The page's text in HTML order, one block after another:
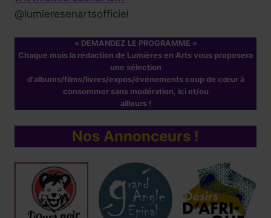
@lumieresenartsofficiel
« DEMANDEZ LE PROGRAMME »
Chaque mois la rédaction de Lumières en Arts vous proposera
une sélection
d'albums/films/livres/expos/événements coup de cœur à
consommer sans modération, ici et/ou
ailleurs !
Nos Annonceurs !